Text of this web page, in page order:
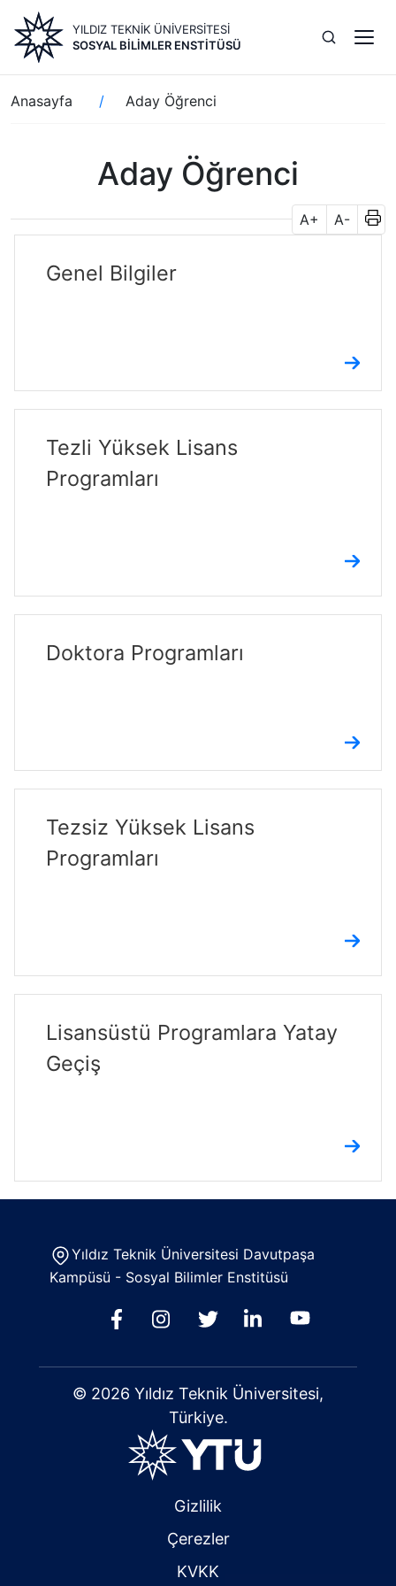
içeriğe
atla
YILDIZ TEKNİK ÜNİVERSİTESİ
SOSYAL BILIMLER ENSTITÜSÜ
Sayfa
yolu
Anasayfa Aday Öğrenci
Aday Öğrenci
A+ A-
Genel Bilgiler
Tezli Yüksek Lisans
Programları
Doktora Programları
Tezsiz Yüksek Lisans
Programları
Lisansüstü Programlara Yatay
Geçiş
Yıldız Teknik Üniversitesi Davutpaşa
Kampüsü - Sosyal Bilimler Enstitüsü
© 2026 Yıldız Teknik Üniversitesi,
Türkiye.
Gizlilik
Çerezler
KVKK